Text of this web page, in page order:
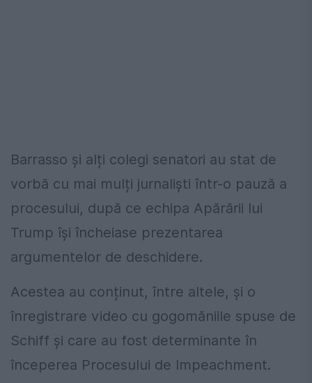
Barrasso și alți colegi senatori au stat de
vorbă cu mai mulți jurnaliști într-o pauză a
procesului, după ce echipa Apărării lui
Trump își încheiase prezentarea
argumentelor de deschidere.
Acestea au conținut, între altele, și o
înregistrare video cu gogomăniile spuse de
Schiff și care au fost determinante în
începerea Procesului de Impeachment.